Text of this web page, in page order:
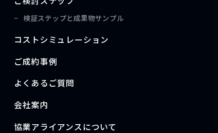
検証ステップと成果物サンプル
コストシミュレーション
ご成約事例
よくあるご質問
会社案内
協業アライアンスについて